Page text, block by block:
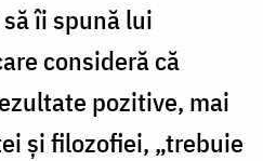
îi spună lui
consideră că
pozitive, mai
și filozofiei, „trebuie